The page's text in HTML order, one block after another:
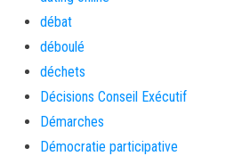
débat
déboulé
déchets
Décisions Conseil Exécutif
Démarches
Démocratie participative